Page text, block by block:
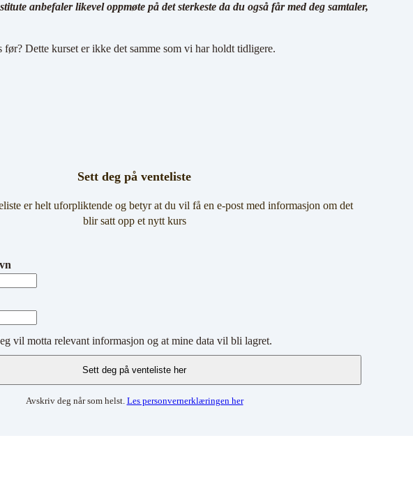
anbefaler likevel oppmøte på det sterkeste da du også får med deg samtaler,
før? Dette kurset er ikke det samme som vi har holdt tidligere.
Sett deg på venteliste
er helt uforpliktende og betyr at du vil få en e-post med informasjon om det
blir satt opp et nytt kurs
vil motta relevant informasjon og at mine data vil bli lagret.
Avskriv deg når som helst. Les personvernerklæringen her